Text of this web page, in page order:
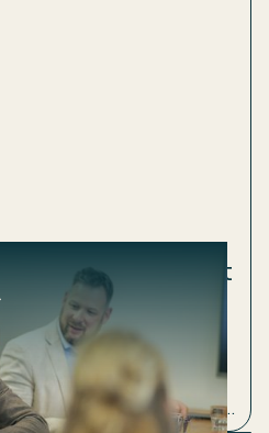
als het fundament
groeien, maar voelt dat
een MT, ambitie
Structuur en inzicht. Lees